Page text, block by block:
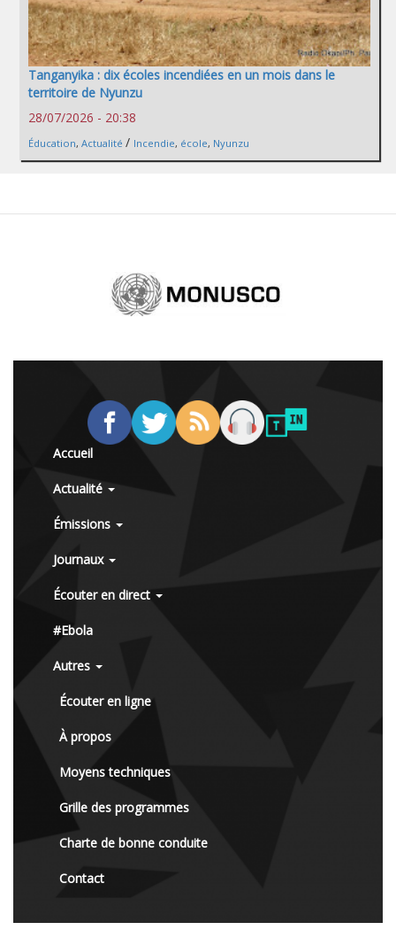
Tanganyika : dix écoles incendiées en un mois dans le
territoire de Nyunzu
28/07/2026 - 20:38
Éducation, Actualité / Incendie, école, Nyunzu
Accueil
Actualité
Émissions
Journaux
Écouter en direct
#Ebola
Autres
Écouter en ligne
À propos
Moyens techniques
Grille des programmes
Charte de bonne conduite
Contact